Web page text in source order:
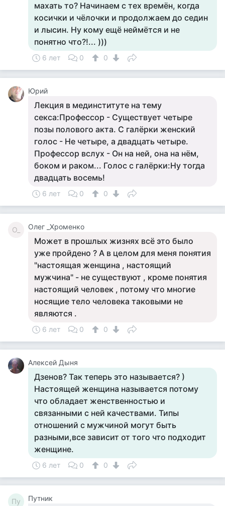
махать то? Начинаем с тех времён, когда
косички и чёлочки и продолжаем до седин
и лысин. Ну кому ещё неймётся и не
понятно что?!... )))
6 лет 0 0
Юрий
Лекция в мединституте на тему
секса:Профессор - Существует четыре
позы полового акта. С галёрки женский
голос - Не четыре, а двадцать четыре.
Профессор вслух - Он на ней, она на нём,
боком и раком... Голос с галёрки:Ну тогда
двадцать восемь!
6 лет 0 0
О_ Олег _Хроменко
Может в прошлых жизнях всё это было
уже пройдено ? А в целом для меня понятия
"настоящая женщина , настоящий
мужчина" - не существуют , кроме понятия
настоящий человек , потому что многие
носящие тело человека таковыми не
являются .
6 лет 0 0
Алексей Дыня
Дзенов? Так теперь это называется? )
Настоящей женщина называется потому
что обладает женственностью и
связанными с ней качествами. Типы
отношений с мужчиной могут быть
разными,все зависит от того что подходит
женщине.
6 лет 0 0
Пу Путник